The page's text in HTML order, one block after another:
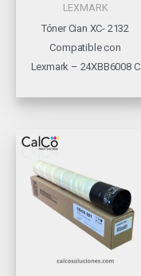
LEXMARK
Tóner Cian XC- 2132
Compatible con
Lexmark – 24XBB6008 C